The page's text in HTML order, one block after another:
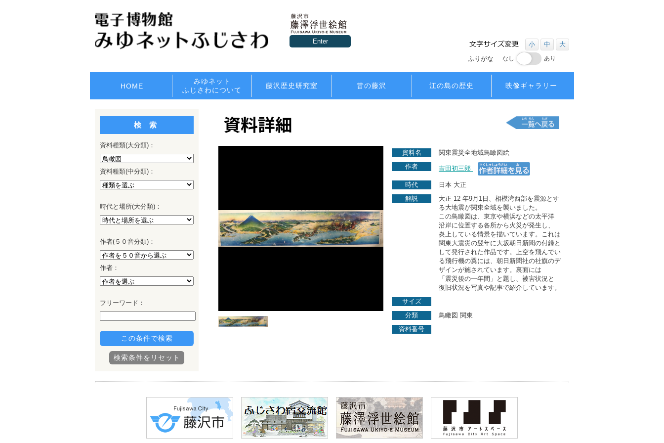
Enter 小 中
大
ふりがな
なし あり
HOME
みゆネット
ふじさわについて
藤沢歴史研究室 昔の藤沢 江の島の歴史 映像ギャラリー
検 索
資料種類(大分類)：
資料種類(中分類)：
時代と 場所(大分類)：
作者(５０ 音分類)：
作者 ：
フリーワード：
資料名 関東震災全地域鳥瞰図絵
作者
吉田初三郎
時代 日本 大正
解説
大正 12 年9月1日 、 相模湾西部を震源とす
る大地震が関東全域を襲いました。
この鳥瞰図 は、 東京や横浜などの太平洋
沿岸に位置する各所から 火災が発生 し、
炎上 している情景を描いています。これは
関東大震災の翌年に大坂朝日新聞の付録と
して発行された作品です。 上空を飛んでい
る飛行機の翼には、 朝日新聞社の社旗のデ
ザインが施されています。 裏面には
「 震災後の一年間 」と 題 し、 被害状況と
復旧状況を写真や記事で紹介しています。
サイズ
分類
鳥瞰図 関東
資料番号